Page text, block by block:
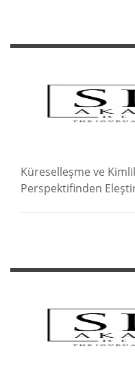
Küreselleşme ve
Perspektifinden